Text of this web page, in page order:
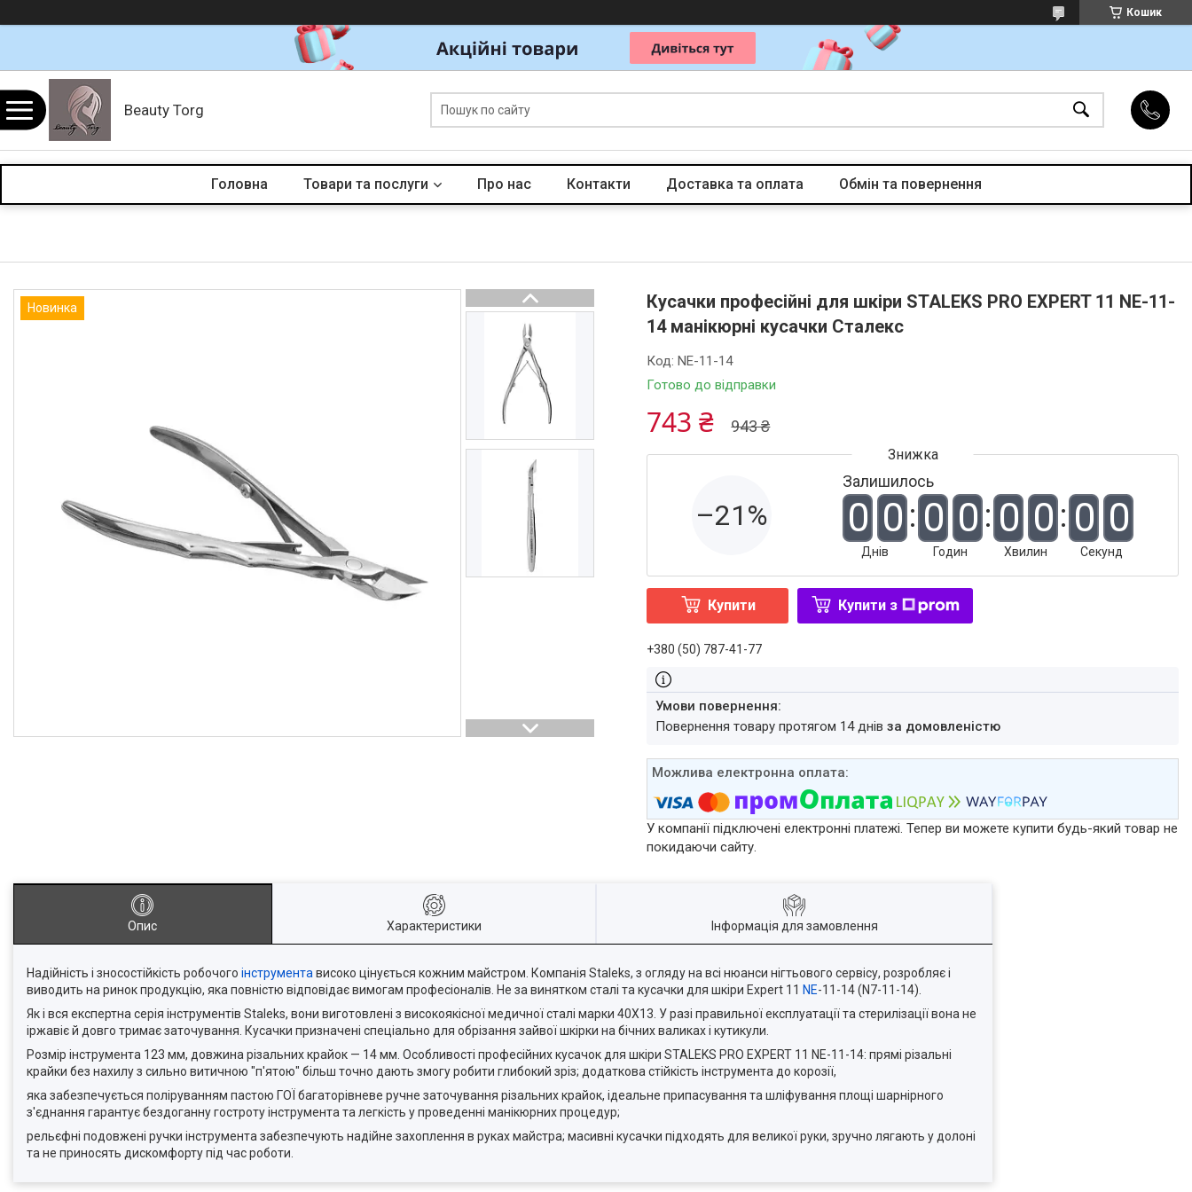
Кошик
Beauty Torg
Головна Товари та послуги Про нас Контакти Доставка та оплата Обмін та повернення
Новинка
Кусачки професійні для шкіри STALEKS PRO EXPERT 11 NE-11-
14 манікюрні кусачки Сталекс
Готово до відправки
Код:NE-11-14
943 ₴
743 ₴
–21%
Залишилось
0 0
Днів
0 0
Годин
0 0
Хвилин
0 0
Секунд
Купити Купити з
+380 (50) 787-41-77
повернення товару протягом 14 днівза домовленістю
У компанії підключені електронні платежі. Тепер ви можете купити будь-який товар не
покидаючи сайту.
Опис Характеристики Інформація для замовлення
Надійність і зносостійкість робочого інструмента високо цінується кожним майстром. Компанія Staleks, з огляду на всі нюанси нігтьового сервісу, розробляє і
виводить на ринок продукцію, яка повністю відповідає вимогам професіоналів. Не за винятком сталі та кусачки для шкіри Expert 11 NE-11-14 (N7-11-14).
Як і вся експертна серія інструментів Staleks, вони виготовлені з високоякісної медичної сталі марки 40Х13. У разі правильної експлуатації та стерилізації вона не
іржавіє й довго тримає заточування. Кусачки призначені спеціально для обрізання зайвої шкірки на бічних валиках і кутикули.
Розмір інструмента 123 мм, довжина різальних крайок — 14 мм. Особливості професійних кусачок для шкіри STALEKS PRO EXPERT 11 NE-11-14: прямі різальні
крайки без нахилу з сильно витичною "п'ятою" більш точно дають змогу робити глибокий зріз; додаткова стійкість інструмента до корозії,
яка забезпечується поліруванням пастою ГОЇ багаторівневе ручне заточування різальних крайок, ідеальне припасування та шліфування площі шарнірного
з'єднання гарантує бездоганну гостроту інструмента та легкість у проведенні манікюрних процедур;
рельєфні подовжені ручки інструмента забезпечують надійне захоплення в руках майстра; масивні кусачки підходять для великої руки, зручно лягають у долоні
та не приносять дискомфорту під час роботи.